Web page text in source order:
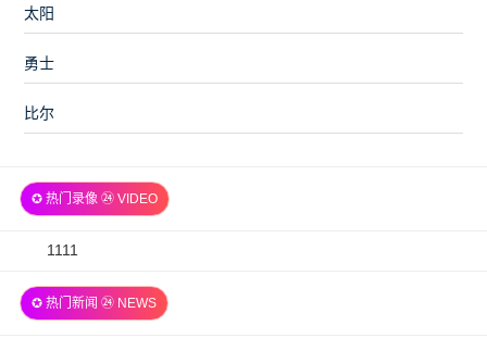
太阳
勇士
比尔
✪ 热门录像 ㉔ VIDEO
2026-
06
1111
✪ 热门新闻 ㉔ NEWS